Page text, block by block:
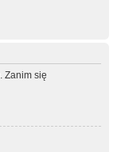
Zanim się